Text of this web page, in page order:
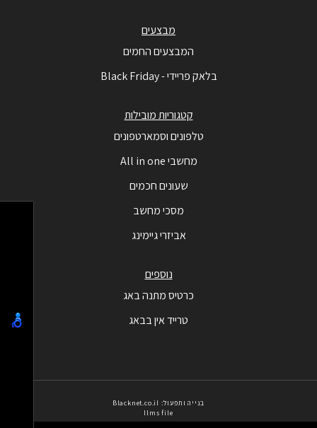
מבצעים
המבצעים החמים
בלאק פריידי - Black Friday
קטגוריות מובילות
טלפונים וסמארטפונים
מחשבי All in one
שעונים חכמים
מסכי מחשב
אביזרי גיימינג
נוספים
כרטיס מתנה באג
טרייד אין בבאג
בנייה ותפעול: Blacknet.co.il
llms file